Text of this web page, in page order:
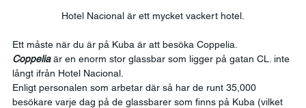
Hotel Nacional är ett mycket vackert hotel.
Ett måste när du är på Kuba är att besöka Coppelia.
Coppelia är en enorm stor glassbar som ligger på gatan CL. inte
långt ifrån Hotel Nacional.
Enligt personalen som arbetar där så har de runt 35,000
besökare varje dag på de glassbarer som finns på Kuba (vilket